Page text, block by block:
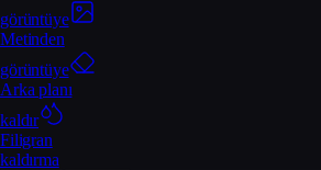
görüntüye
Metinden
görüntüye
Arka planı
kaldır
Filigran
kaldırma